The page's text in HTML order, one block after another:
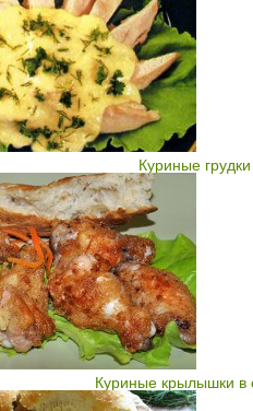
Куриные
Куриные крылышки в